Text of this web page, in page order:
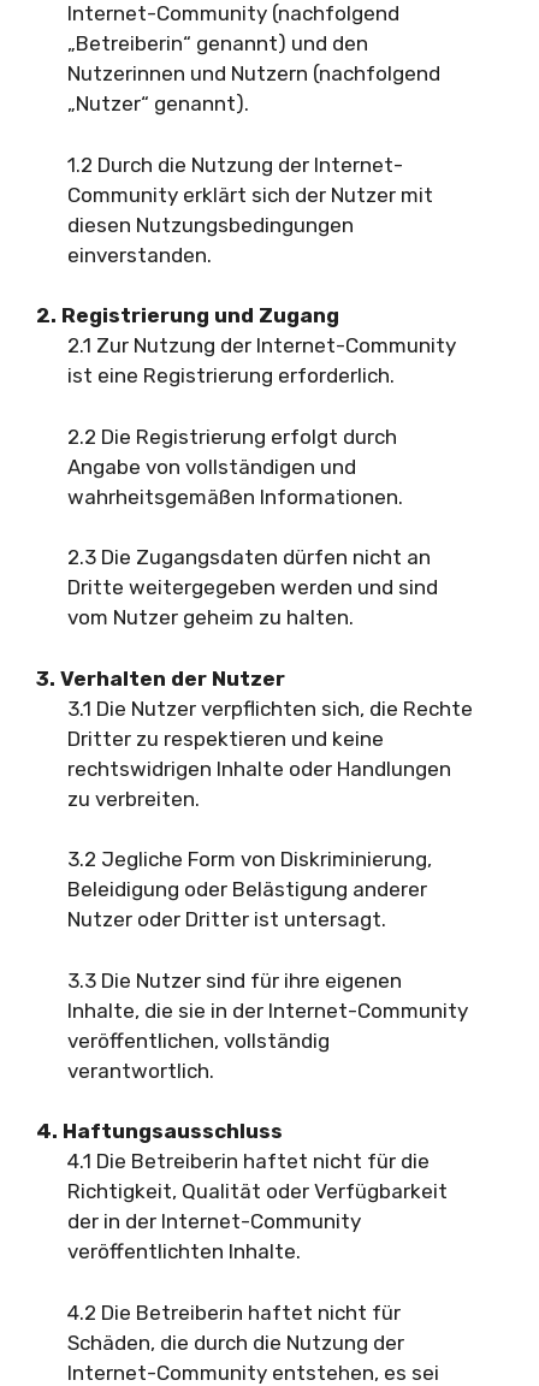
Internet-Community (nachfolgend
„Betreiberin“ genannt) und den
Nutzerinnen und Nutzern (nachfolgend
„Nutzer“ genannt).
1.2 Durch die Nutzung der Internet-
Community erklärt sich der Nutzer mit
diesen Nutzungsbedingungen
einverstanden.
2. Registrierung und Zugang
2.1 Zur Nutzung der Internet-Community
ist eine Registrierung erforderlich.
2.2 Die Registrierung erfolgt durch
Angabe von vollständigen und
wahrheitsgemäßen Informationen.
2.3 Die Zugangsdaten dürfen nicht an
Dritte weitergegeben werden und sind
vom Nutzer geheim zu halten.
3. Verhalten der Nutzer
3.1 Die Nutzer verpflichten sich, die Rechte
Dritter zu respektieren und keine
rechtswidrigen Inhalte oder Handlungen
zu verbreiten.
3.2 Jegliche Form von Diskriminierung,
Beleidigung oder Belästigung anderer
Nutzer oder Dritter ist untersagt.
3.3 Die Nutzer sind für ihre eigenen
Inhalte, die sie in der Internet-Community
veröffentlichen, vollständig
verantwortlich.
4. Haftungsausschluss
4.1 Die Betreiberin haftet nicht für die
Richtigkeit, Qualität oder Verfügbarkeit
der in der Internet-Community
veröffentlichten Inhalte.
4.2 Die Betreiberin haftet nicht für
Schäden, die durch die Nutzung der
Internet-Community entstehen, es sei